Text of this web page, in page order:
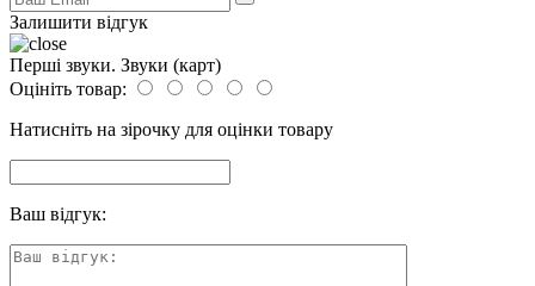
Залишити відгук
Перші звуки. Звуки (карт)
Оцініть товар:
Натисніть на зірочку для оцінки товару
Ваш відгук: